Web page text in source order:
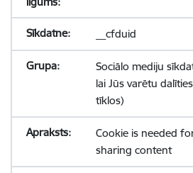
__cfduid
Sociālo mediju
lai Jūs varētu
tīklos)
Cookie is needed
sharing content